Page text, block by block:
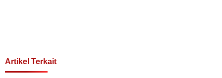
Artikel Terkait